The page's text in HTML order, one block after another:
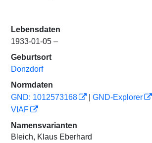
Lebensdaten
1933-01-05 –
Geburtsort
Donzdorf
Normdaten
GND: 1012573168
GND-Explorer
VIAF
Namensvarianten
Bleich, Klaus Eberhard